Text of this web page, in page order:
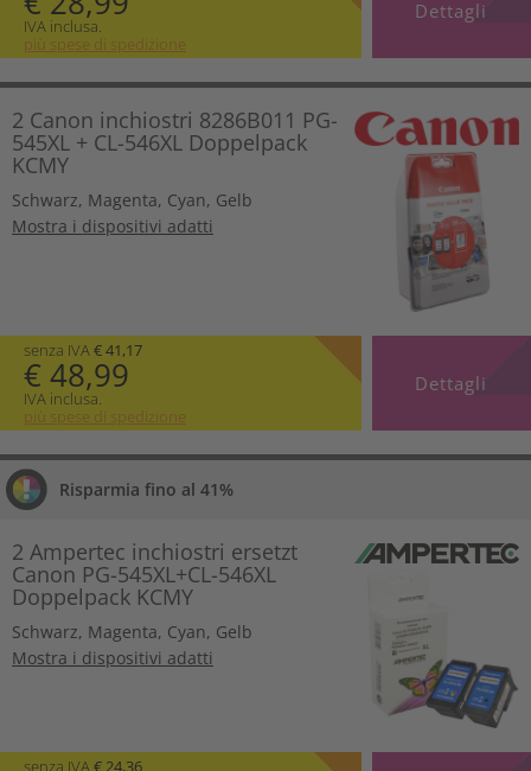
IVA inclusa.
più spese di spedizione
Dettagli
2 Canon inchiostri 8286B011 PG-
545XL + CL-546XL Doppelpack
KCMY
Schwarz, Magenta, Cyan, Gelb
Mostra i dispositivi adatti
senza IVA€ 41,17
€ 48,99
IVA inclusa.
più spese di spedizione
Dettagli
Risparmia fino al 41%
2 Ampertec inchiostri ersetzt
Canon PG-545XL+CL-546XL
Doppelpack KCMY
Schwarz, Magenta, Cyan, Gelb
Mostra i dispositivi adatti
senza IVA€ 24,36